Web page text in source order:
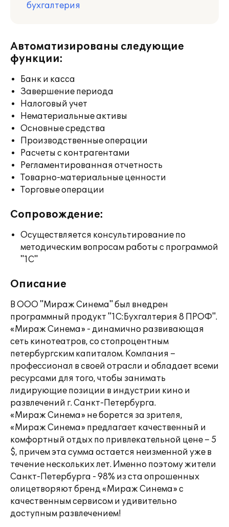
бухгалтерия
Автоматизированы следующие
функции:
Банк и касса
Завершение периода
Налоговый учет
Нематериальные активы
Основные средства
Производственные операции
Расчеты с контрагентами
Регламентированная отчетность
Товарно-материальные ценности
Торговые операции
Сопровождение:
Осуществляется консультирование по
методическим вопросам работы с программой
"1С"
Описание
В ООО "Мираж Синема" был внедрен
программный продукт "1С:Бухгалтерия 8 ПРОФ".
«Мираж Синема» - динамично развивающая
сеть кинотеатров, со стопроцентным
петербургским капиталом. Компания –
профессионал в своей отрасли и обладает всеми
ресурсами для того, чтобы занимать
лидирующие позиции в индустрии кино и
развлечений г. Санкт-Петербурга.
«Мираж Синема» не борется за зрителя,
«Мираж Синема» предлагает качественный и
комфортный отдых по привлекательной цене – 5
$, причем эта сумма остается неизменной уже в
течение нескольких лет. Именно поэтому жители
Санкт-Петербурга - 98% из ста опрошенных
олицетворяют бренд «Мираж Синема» с
качественным сервисом и удивительно
доступным развлечением!